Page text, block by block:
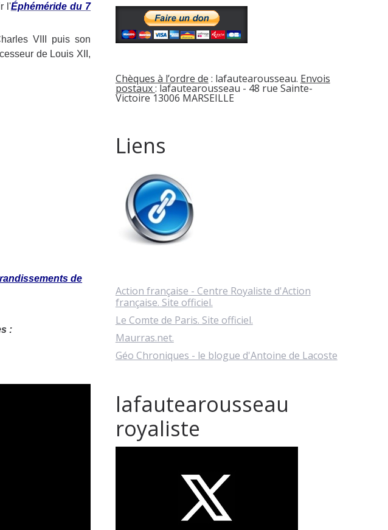
l'Éphéméride du 7
VIII puis son
de Louis XII,
de
:
Chèques à l’ordre de : lafautearousseau. Envois
postaux: lafautearousseau - 48 rue Sainte-
Victoire 13006 MARSEILLE
Liens
Action française - Centre Royaliste d'Action
française. Site officiel.
Le Comte de Paris. Site officiel.
Maurras.net.
Géo Chroniques - le blogue d'Antoine de Lacoste
lafautearousseau
royaliste